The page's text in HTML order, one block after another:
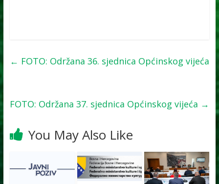
← FOTO: Održana 36. sjednica Općinskog vijeća
FOTO: Održana 37. sjednica Općinskog vijeća →
You May Also Like